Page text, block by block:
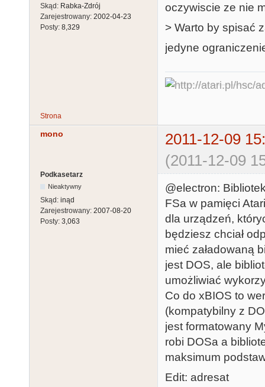
Skąd: Rabka-Zdrój
Zarejestrowany: 2002-04-23
Posty: 8,329
oczywiscie ze nie
> Warto by spisać
jedyne
Strona
mono
2011-12-09
(2011-12-09
Podkasetarz
Nieaktywny
Skąd: inąd
Zarejestrowany: 2007-08-20
Posty: 3,063
@electron:
FSa w pamięci
dla urządzeń,
będziesz chciał
mieć załadowaną
jest DOS, ale
umożliwiać
Co do xBIOS to
(kompatybilny z
jest formatowany
robi DOSa a
maksimum
Edit: adresat